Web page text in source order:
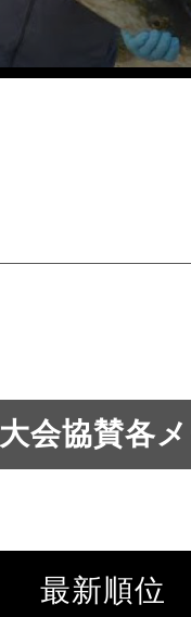
大会協賛各
最新順位